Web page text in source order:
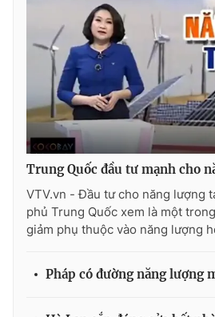
VTV Money VTV
VTV Sức khoẻ Bất
Thị trường 24h Tấm
VTV4 Vươn
Liên hệ tòa soạn
Trung Quốc đầu tư mạnh cho
VTV.vn - Đầu tư cho năng lượng
phủ Trung Quốc xem là một
giảm phụ thuộc vào năng lượng
Pháp có đường năng lượng